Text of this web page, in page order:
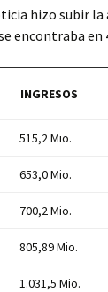
hizo subir la
encontraba en
INGRESOS
515,2 Mio.
653,0 Mio.
700,2 Mio.
805,89 Mio.
1.031,5 Mio.